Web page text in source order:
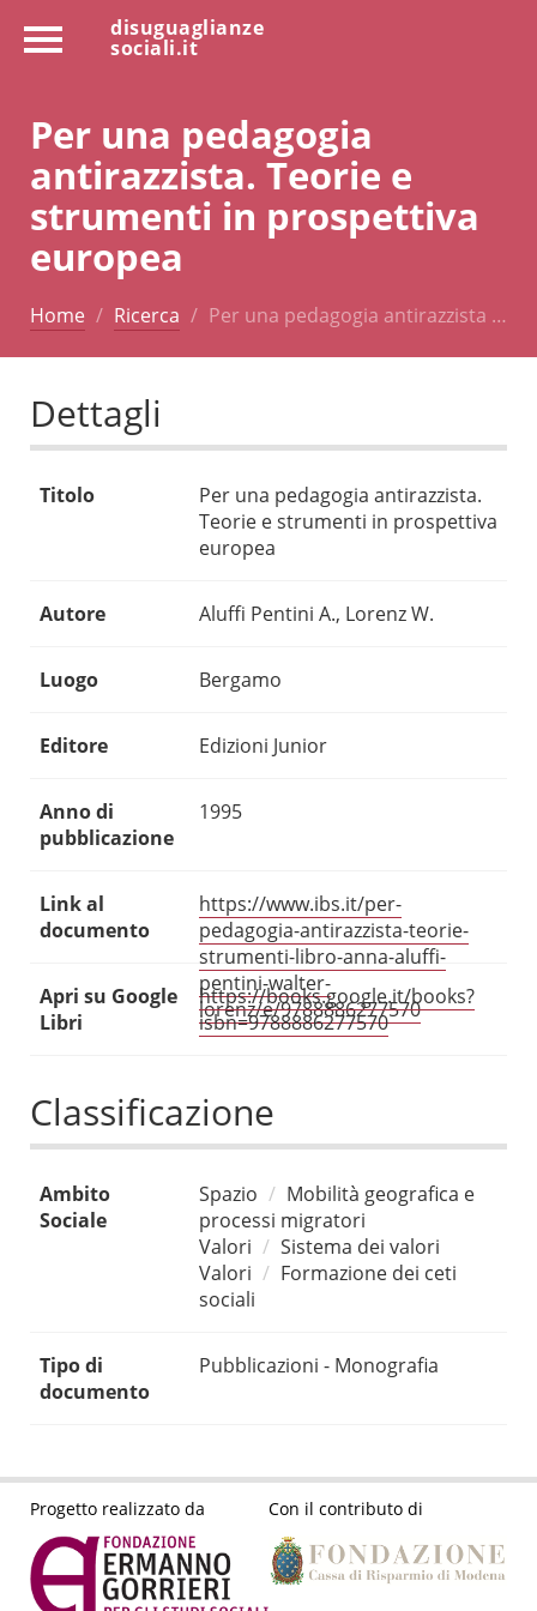
disuguaglianze
sociali.it
Per una pedagogia
antirazzista. Teorie e
strumenti in prospettiva
europea
Home Ricerca Per una pedagogia antirazzista …
Dettagli
Titolo
Per una pedagogia antirazzista.
Teorie e strumenti in prospettiva
europea
Autore Aluffi Pentini A., Lorenz W.
Luogo Bergamo
Editore Edizioni Junior
Anno di
pubblicazione
1995
Link al
documento
https://www.ibs.it/per-
pedagogia-antirazzista-teorie-
strumenti-libro-anna-aluffi-
pentini-walter-
lorenz/e/9788886277570
Apri su Google
Libri
https://books.google.it/books?
isbn=9788886277570
Classificazione
Ambito
Sociale
Spazio
Mobilità geografica e
processi migratori
Valori
Sistema dei valori
Valori
Formazione dei ceti
sociali
Tipo di
documento
Pubblicazioni - Monografia
Progetto realizzato da Con il contributo di